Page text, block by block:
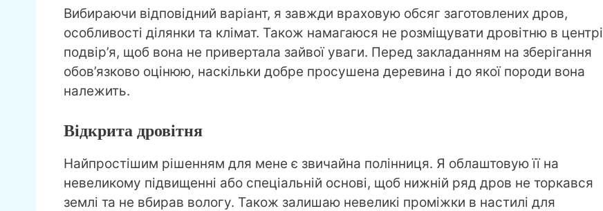
Вибираючи відповідний варіант, я завжди враховую обсяг заготовлених дров,
особливості ділянки та клімат. Також намагаюся не розміщувати дровітню в центрі
подвір’я, щоб вона не привертала зайвої уваги. Перед закладанням на зберігання
обов’язково оцінюю, наскільки добре просушена деревина і до якої породи вона
належить.
Відкрита дровітня
Найпростішим рішенням для мене є звичайна полінниця. Я облаштовую її на
невеликому підвищенні або спеціальній основі, щоб нижній ряд дров не торкався
землі та не вбирав вологу. Також залишаю невеликі проміжки в настилі для